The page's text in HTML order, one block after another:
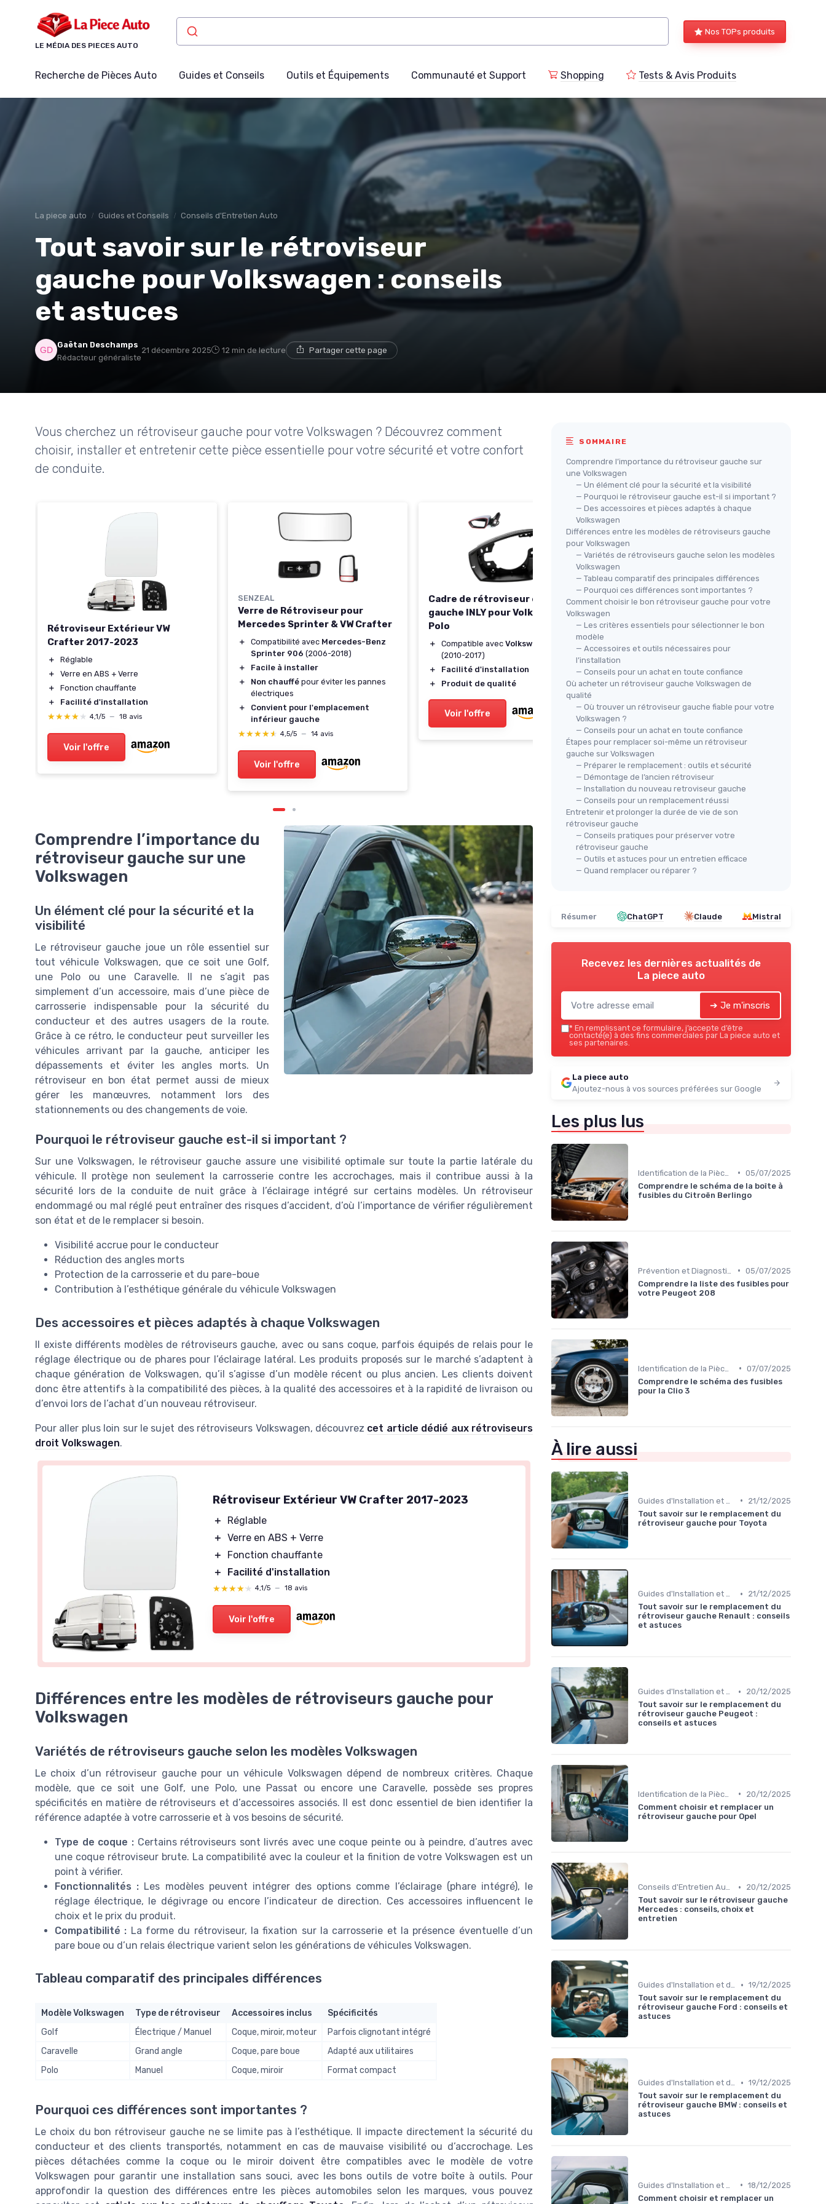
LE MÉDIA DES PIECES AUTO
Nos TOPs produits
Recherche de Pièces Auto Guides et Conseils Outils et Équipements Communauté et Support Shopping Tests & Avis Produits
La piece auto Guides et Conseils Conseils d'Entretien Auto
Tout savoir sur le rétroviseur
gauche pour Volkswagen : conseils
et astuces
Gaëtan Deschamps
Rédacteur généraliste
21 décembre 2025 12 min de lecture Partager cette page
Vous cherchez un rétroviseur gauche pour votre Volkswagen ? Découvrez comment
choisir, installer et entretenir cette pièce essentielle pour votre sécurité et votre confort
de conduite.
Rétroviseur Extérieur VW
Crafter 2017-2023
＋
Réglable
＋
Verre en ABS + Verre
＋
Fonction chauffante
＋
Facilité d'installation
★★★★★
★★★★★ 4,1/5 — 18 avis
Voir l'offre
SENZEAL
Verre de Rétroviseur pour
Mercedes Sprinter & VW Crafter
＋ Compatibilité avec Mercedes-Benz
Sprinter 906 (2006-2018)
＋
Facile à installer
＋
Non chauffé pour éviter les pannes
électriques
＋
Convient pour l'emplacement
inférieur gauche
★★★★★
★★★★★ 4,5/5 — 14 avis
Voir l'offre
Cadre de rétroviseur extérieur
gauche INLY pour Volkswagen
Polo
＋ Compatible avec Volkswagen Polo
(2010-2017)
＋
Facilité d'installation
＋
Produit de qualité
Voir l'offre
QUARKZMAN
Rétroviseur Chauffant Gauche
froid
＋
2017
＋ Facile à installer
Comprendre l’importance du
rétroviseur gauche sur une
Volkswagen
Un élément clé pour la sécurité et la
visibilité
Le rétroviseur gauche joue un rôle essentiel sur
tout véhicule Volkswagen, que ce soit une Golf,
une Polo ou une Caravelle. Il ne s’agit pas
simplement d’un accessoire, mais d’une pièce de
carrosserie indispensable pour la sécurité du
conducteur et des autres usagers de la route.
Grâce à ce rétro, le conducteur peut surveiller les
véhicules arrivant par la gauche, anticiper les
dépassements et éviter les angles morts. Un
rétroviseur en bon état permet aussi de mieux
gérer les manœuvres, notamment lors des
stationnements ou des changements de voie.
Pourquoi le rétroviseur gauche est-il si important ?
Sur une Volkswagen, le rétroviseur gauche assure une visibilité optimale sur toute la partie latérale du
véhicule. Il protège non seulement la carrosserie contre les accrochages, mais il contribue aussi à la
sécurité lors de la conduite de nuit grâce à l’éclairage intégré sur certains modèles. Un rétroviseur
endommagé ou mal réglé peut entraîner des risques d’accident, d’où l’importance de vérifier régulièrement
son état et de le remplacer si besoin.
Visibilité accrue pour le conducteur
Réduction des angles morts
Protection de la carrosserie et du pare-boue
Contribution à l’esthétique générale du véhicule Volkswagen
Des accessoires et pièces adaptés à chaque Volkswagen
Il existe différents modèles de rétroviseurs gauche, avec ou sans coque, parfois équipés de relais pour le
réglage électrique ou de phares pour l’éclairage latéral. Les produits proposés sur le marché s’adaptent à
chaque génération de Volkswagen, qu’il s’agisse d’un modèle récent ou plus ancien. Les clients doivent
donc être attentifs à la compatibilité des pièces, à la qualité des accessoires et à la rapidité de livraison ou
d’envoi lors de l’achat d’un nouveau rétroviseur.
Pour aller plus loin sur le sujet des rétroviseurs Volkswagen, découvrez cet article dédié aux rétroviseurs
droit Volkswagen.
Rétroviseur Extérieur VW Crafter 2017-2023
＋
Réglable
＋ Verre en ABS + Verre
＋
Fonction chauffante
＋
Facilité d'installation
★★★★★
★★★★★ 4,1/5 — 18 avis
Voir l'offre
Différences entre les modèles de rétroviseurs gauche pour
Volkswagen
Variétés de rétroviseurs gauche selon les modèles Volkswagen
Le choix d’un rétroviseur gauche pour un véhicule Volkswagen dépend de nombreux critères. Chaque
modèle, que ce soit une Golf, une Polo, une Passat ou encore une Caravelle, possède ses propres
spécificités en matière de rétroviseurs et d’accessoires associés. Il est donc essentiel de bien identifier la
référence adaptée à votre carrosserie et à vos besoins de sécurité.
Type de coque :Certains rétroviseurs sont livrés avec une coque peinte ou à peindre, d’autres avec
une coque rétroviseur brute. La compatibilité avec la couleur et la finition de votre Volkswagen est un
point à vérifier.
Fonctionnalités : Les modèles peuvent intégrer des options comme l’éclairage (phare intégré), le
réglage électrique, le dégivrage ou encore l’indicateur de direction. Ces accessoires influencent le
choix et le prix du produit.
Compatibilité : La forme du rétroviseur, la fixation sur la carrosserie et la présence éventuelle d’un
pare boue ou d’un relais électrique varient selon les générations de véhicules Volkswagen.
Tableau comparatif des principales différences
Modèle Volkswagen Type de rétroviseur Accessoires inclus
Spécificités
Golf
Électrique / Manuel Coque, miroir, moteur
Parfois clignotant intégré
Caravelle
Grand angle Coque, pare boue
Adapté aux utilitaires
Polo
Manuel Coque, miroir Format compact
Pourquoi ces différences sont importantes ?
Le choix du bon rétroviseur gauche ne se limite pas à l’esthétique. Il impacte directement la sécurité du
conducteur et des clients transportés, notamment en cas de mauvaise visibilité ou d’accrochage. Les
pièces détachées comme la coque ou le miroir doivent être compatibles avec le modèle de votre
Volkswagen pour garantir une installation sans souci, avec les bons outils de votre boîte à outils. Pour
approfondir la question des différences entre les pièces automobiles selon les marques, vous pouvez
SOMMAIRE
Comprendre l’importance du rétroviseur gauche sur
une Volkswagen
— Un élément clé pour la sécurité et la visibilité
— Pourquoi le rétroviseur gauche est-il si important ?
— Des accessoires et pièces adaptés à chaque
Volkswagen
Différences entre les modèles de rétroviseurs gauche
pour Volkswagen
— Variétés de rétroviseurs gauche selon les modèles
Volkswagen
— Tableau comparatif des principales différences
— Pourquoi ces différences sont importantes ?
Comment choisir le bon rétroviseur gauche pour votre
Volkswagen
— Les critères essentiels pour sélectionner le bon
modèle
— Accessoires et outils nécessaires pour
l’installation
— Conseils pour un achat en toute confiance
Où acheter un rétroviseur gauche Volkswagen de
qualité
— Où trouver un rétroviseur gauche fiable pour votre
Volkswagen ?
— Conseils pour un achat en toute confiance
Étapes pour remplacer soi-même un rétroviseur
gauche sur Volkswagen
— Préparer le remplacement : outils et sécurité
— Démontage de l’ancien rétroviseur
— Installation du nouveau retroviseur gauche
— Conseils pour un remplacement réussi
Entretenir et prolonger la durée de vie de son
rétroviseur gauche
— Conseils pratiques pour préserver votre
rétroviseur gauche
— Outils et astuces pour un entretien efficace
— Quand remplacer ou réparer ?
Résumer ChatGPT Claude Mistral
Recevez les dernières actualités de
La piece auto
➔ Je m'inscris
* En remplissant ce formulaire, j’accepte d’être
contacté(e) à des fins commerciales par La piece auto et
ses partenaires.
La piece auto
Ajoutez-nous à vos sources préférées sur Google
Les plus lus
• 05/07/2025
Comprendre le schéma de la boîte à
fusibles du Citroën Berlingo
• 05/07/2025
Comprendre la liste des fusibles pour
votre Peugeot 208
• 07/07/2025
Comprendre le schéma des fusibles
pour la Clio 3
À lire aussi
•
21/12/2025
Tout savoir sur le remplacement du
rétroviseur gauche pour Toyota
Guides d'Installation et de Réparation •
21/12/2025
Tout savoir sur le remplacement du
rétroviseur gauche Renault : conseils
et astuces
Guides d'Installation et de Réparation •
20/12/2025
Tout savoir sur le remplacement du
rétroviseur gauche Peugeot :
conseils et astuces
•
20/12/2025
Comment choisir et remplacer un
rétroviseur gauche pour Opel
Conseils d'Entretien Auto •
20/12/2025
Tout savoir sur le rétroviseur gauche
Mercedes : conseils, choix et
entretien
Guides d'Installation et de Réparation • 19/12/2025
Tout savoir sur le remplacement du
rétroviseur gauche Ford : conseils et
astuces
Guides d'Installation et de Réparation • 19/12/2025
Tout savoir sur le remplacement du
rétroviseur gauche BMW : conseils et
astuces
• 18/12/2025
Comment choisir et remplacer un